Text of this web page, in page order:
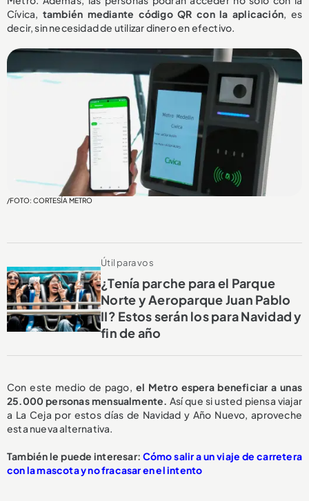
Cívica, también mediante código QR con la aplicación, es
decir, sin necesidad de utilizar dinero en efectivo.
/FOTO: CORTESÍA METRO
Útil para vos
¿Tenía parche para el Parque
Norte y Aeroparque Juan Pablo
II? Estos serán los para Navidad y
fin de año
Con este medio de pago, el Metro espera beneficiar a unas
25.000 personas mensualmente. Así que si usted piensa viajar
a La Ceja por estos días de Navidad y Año Nuevo, aproveche
esta nueva alternativa.
También le puede interesar: Cómo salir a un viaje de carretera
con la mascota y no fracasar en el intento